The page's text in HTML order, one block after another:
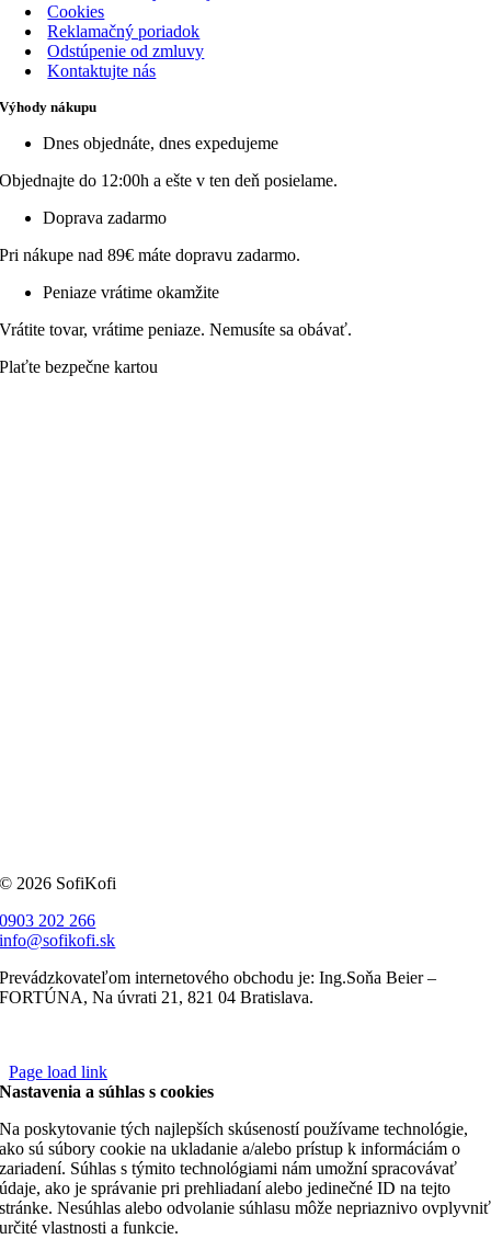
Cookies
Reklamačný poriadok
Odstúpenie od zmluvy
Kontaktujte nás
Výhody nákupu
Dnes objednáte, dnes expedujeme
Objednajte do 12:00h a ešte v ten deň posielame.
Doprava zadarmo
Pri nákupe nad 89€ máte dopravu zadarmo.
Peniaze vrátime okamžite
Vrátite tovar, vrátime peniaze. Nemusíte sa obávať.
Plaťte bezpečne kartou
© 2026 SofiKofi
0903 202 266
info@sofikofi.sk
Prevádzkovateľom internetového obchodu je: Ing.Soňa Beier –
FORTÚNA, Na úvrati 21, 821 04 Bratislava.
Page load link
Nastavenia a súhlas s cookies
Na poskytovanie tých najlepších skúseností používame technológie,
ako sú súbory cookie na ukladanie a/alebo prístup k informáciám o
zariadení. Súhlas s týmito technológiami nám umožní spracovávať
údaje, ako je správanie pri prehliadaní alebo jedinečné ID na tejto
stránke. Nesúhlas alebo odvolanie súhlasu môže nepriaznivo ovplyvniť
určité vlastnosti a funkcie.